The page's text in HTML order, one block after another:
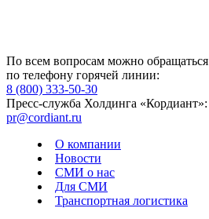
По всем вопросам можно обращаться
по телефону горячей линии:
8 (800) 333-50-30
Пресс-служба Холдинга «Кордиант»:
pr@cordiant.ru
О компании
Новости
СМИ о нас
Для СМИ
Транспортная логистика